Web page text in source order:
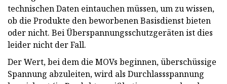
technischen Daten eintauchen müssen, um zu wissen,
ob die Produkte den beworbenen Basisdienst bieten
oder nicht. Bei Überspannungsschutzgeräten ist dies
leider nicht der Fall.
Der Wert, bei dem die MOVs beginnen, überschüssige
Spannung abzuleiten, wird als Durchlassspannung